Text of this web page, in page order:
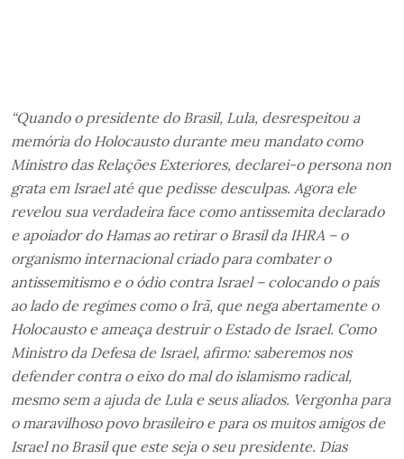
“Quando o presidente do Brasil, Lula, desrespeitou a
memória do Holocausto durante meu mandato como
Ministro das Relações Exteriores, declarei-o persona non
grata em Israel até que pedisse desculpas. Agora ele
revelou sua verdadeira face como antissemita declarado
e apoiador do Hamas ao retirar o Brasil da IHRA – o
organismo internacional criado para combater o
antissemitismo e o ódio contra Israel – colocando o país
ao lado de regimes como o Irã, que nega abertamente o
Holocausto e ameaça destruir o Estado de Israel. Como
Ministro da Defesa de Israel, afirmo: saberemos nos
defender contra o eixo do mal do islamismo radical,
mesmo sem a ajuda de Lula e seus aliados. Vergonha para
o maravilhoso povo brasileiro e para os muitos amigos de
Israel no Brasil que este seja o seu presidente. Dias